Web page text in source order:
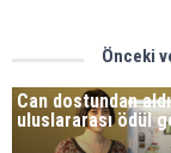
Önceki
Can dostundan
uluslararası ödül